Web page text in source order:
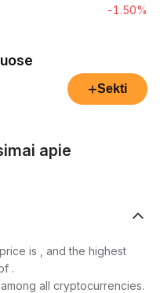
-1.50%
+Sekti
apie
is , and the highest
.
all cryptocurrencies.